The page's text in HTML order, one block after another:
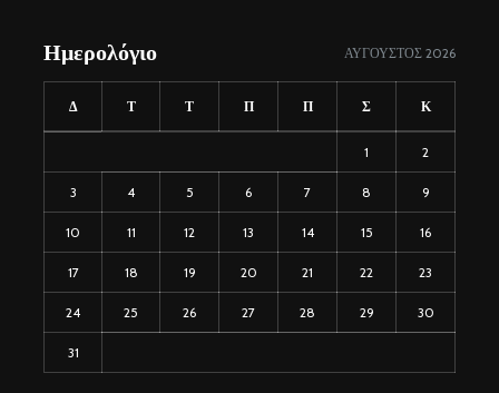
Ημερολόγιο ΑΎΓΟΥΣΤΟΣ 2026
Δ Τ Τ Π Π Σ Κ
1 2
3 4 5 6 7 8 9
10 11 12 13 14 15 16
17 18 19 20 21 22 23
24 25 26 27 28 29 30
31